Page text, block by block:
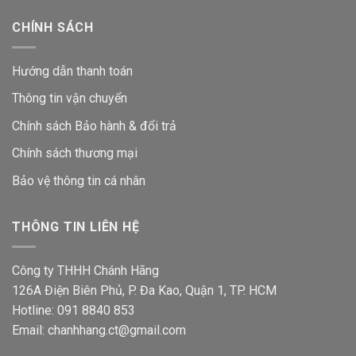
CHÍNH SÁCH
Hướng dẫn thanh toán
Thông tin vận chuyển
Chính sách Bảo hành & đổi trả
Chính sách thương mại
Bảo vệ thông tin cá nhân
THÔNG TIN LIÊN HỆ
Công ty THHH Chánh Hãng
126A Điện Biên Phủ, P. Đa Kao, Quận 1, TP. HCM
Hotline: 091 8840 853
Email: chanhhang.ct@gmail.com